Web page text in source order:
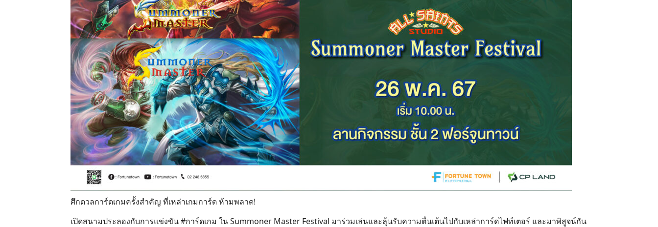
ศึกดวลการ์ดเกมครั้งสำคัญ ที่เหล่าเกมการ์ด ห้ามพลาด!
เปิดสนามประลองกับการแข่งขัน #การ์ดเกม ใน Summoner Master Festival มาร่วมเล่นและลุ้นรับความตื่นเต้นไปกับเหล่าการ์ดไฟท์เตอร์ และมาพิสูจน์กัน